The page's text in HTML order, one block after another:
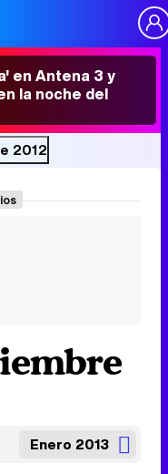
en Antena 3 y
la noche del
2012
Enero 2013